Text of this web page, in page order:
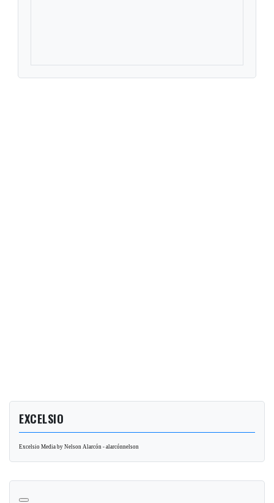
EXCELSIO
Excelsio Media by Nelson Alarcón - alarcónnelson